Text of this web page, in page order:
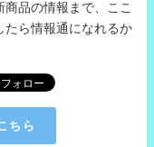
品の情報まで、ここ
たら情報通になれるか
ちら